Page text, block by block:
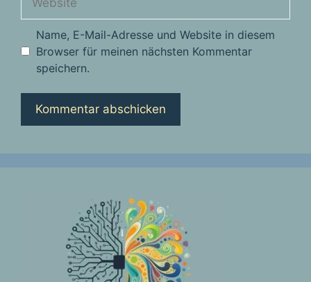
Name, E-Mail-Adresse und Website in diesem
Browser für meinen nächsten Kommentar
speichern.